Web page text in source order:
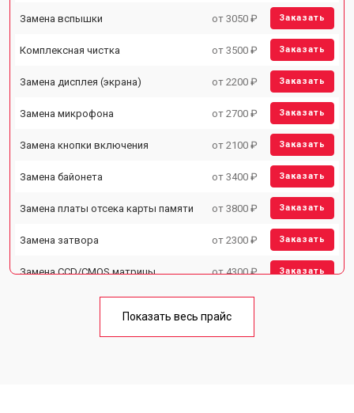
Замена вспышки от 3050 ₽ Заказать
Комплексная чистка от 3500 ₽ Заказать
Замена дисплея (экрана) от 2200 ₽ Заказать
Замена микрофона от 2700 ₽ Заказать
Замена кнопки включения от 2100 ₽ Заказать
Замена байонета от 3400 ₽ Заказать
Замена платы отсека карты памяти от 3800 ₽ Заказать
Замена затвора от 2300 ₽ Заказать
Замена CCD/CMOS матрицы от 4300 ₽ Заказать
Чистка матрицы от 3100 ₽
Показать весь прайс